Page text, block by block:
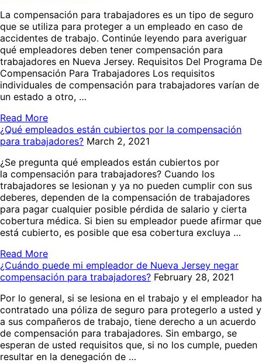
La compensación para trabajadores es un tipo de seguro
que se utiliza para proteger a un empleado en caso de
accidentes de trabajo. Continúe leyendo para averiguar
qué empleadores deben tener compensación para
trabajadores en Nueva Jersey. Requisitos Del Programa De
Compensación Para Trabajadores Los requisitos
individuales de compensación para trabajadores varían de
un estado a otro, …
Read More
¿Qué empleados están cubiertos por la compensación
para trabajadores? March 2, 2021
¿Se pregunta qué empleados están cubiertos por
la compensación para trabajadores? Cuando los
trabajadores se lesionan y ya no pueden cumplir con sus
deberes, dependen de la compensación de trabajadores
para pagar cualquier posible pérdida de salario y cierta
cobertura médica. Si bien su empleador puede afirmar que
está cubierto, es posible que esa cobertura excluya …
Read More
¿Cuándo puede mi empleador de Nueva Jersey negar
compensación para trabajadores? February 28, 2021
Por lo general, si se lesiona en el trabajo y el empleador ha
contratado una póliza de seguro para protegerlo a usted y
a sus compañeros de trabajo, tiene derecho a un acuerdo
de compensación para trabajadores. Sin embargo, se
esperan de usted requisitos que, si no los cumple, pueden
resultar en la denegación de …